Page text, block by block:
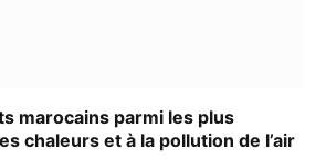
marocains parmi les plus
chaleurs et à la pollution de l’air